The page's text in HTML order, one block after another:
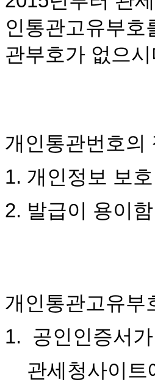
인통관고유부호
관부호가 없으
개인통관번호의
1. 개인정보 보
2. 발급이 용이함
개인통관고유부
1. 공인인증서
관세청사이트